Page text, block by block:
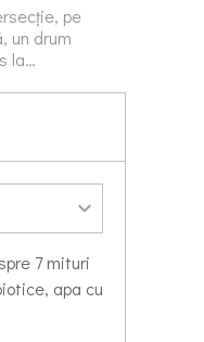
pe
un drum
la…
7 mituri
apa cu